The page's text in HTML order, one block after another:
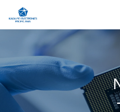
Product
Portfolio
Applications